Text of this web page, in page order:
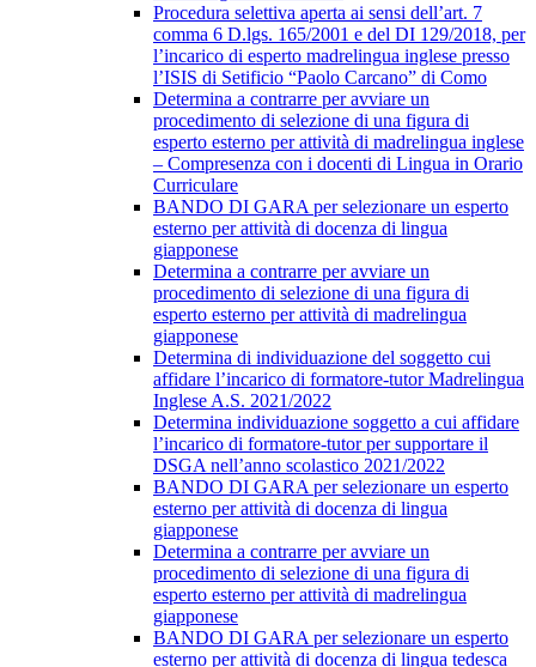
Procedura selettiva aperta ai sensi dell’art. 7
comma 6 D.lgs. 165/2001 e del DI 129/2018, per
l’incarico di esperto madrelingua inglese presso
l’ISIS di Setificio “Paolo Carcano” di Como
Determina a contrarre per avviare un
procedimento di selezione di una figura di
esperto esterno per attività di madrelingua inglese
– Compresenza con i docenti di Lingua in Orario
Curriculare
BANDO DI GARA per selezionare un esperto
esterno per attività di docenza di lingua
giapponese
Determina a contrarre per avviare un
procedimento di selezione di una figura di
esperto esterno per attività di madrelingua
giapponese
Determina di individuazione del soggetto cui
affidare l’incarico di formatore-tutor Madrelingua
Inglese A.S. 2021/2022
Determina individuazione soggetto a cui affidare
l’incarico di formatore-tutor per supportare il
DSGA nell’anno scolastico 2021/2022
BANDO DI GARA per selezionare un esperto
esterno per attività di docenza di lingua
giapponese
Determina a contrarre per avviare un
procedimento di selezione di una figura di
esperto esterno per attività di madrelingua
giapponese
BANDO DI GARA per selezionare un esperto
esterno per attività di docenza di lingua tedesca